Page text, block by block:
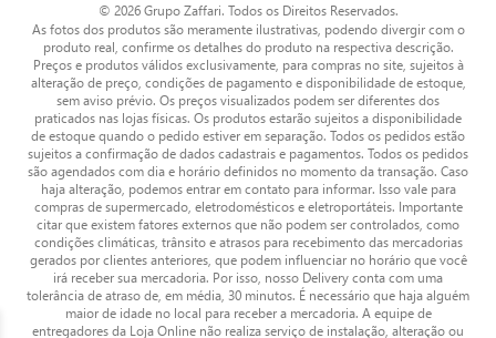
© 2026 Grupo Zaffari. Todos os Direitos Reservados.
As fotos dos produtos são meramente ilustrativas, podendo divergir com o
produto real, confirme os detalhes do produto na respectiva descrição.
Preços e produtos válidos exclusivamente, para compras no site, sujeitos à
alteração de preço, condições de pagamento e disponibilidade de estoque,
sem aviso prévio. Os preços visualizados podem ser diferentes dos
praticados nas lojas físicas. Os produtos estarão sujeitos a disponibilidade
de estoque quando o pedido estiver em separação. Todos os pedidos estão
sujeitos a confirmação de dados cadastrais e pagamentos. Todos os pedidos
são agendados com dia e horário definidos no momento da transação. Caso
haja alteração, podemos entrar em contato para informar. Isso vale para
compras de supermercado, eletrodomésticos e eletroportáteis. Importante
citar que existem fatores externos que não podem ser controlados, como
condições climáticas, trânsito e atrasos para recebimento das mercadorias
gerados por clientes anteriores, que podem influenciar no horário que você
irá receber sua mercadoria. Por isso, nosso Delivery conta com uma
tolerância de atraso de, em média, 30 minutos. É necessário que haja alguém
maior de idade no local para receber a mercadoria. A equipe de
entregadores da Loja Online não realiza serviço de instalação, alteração ou